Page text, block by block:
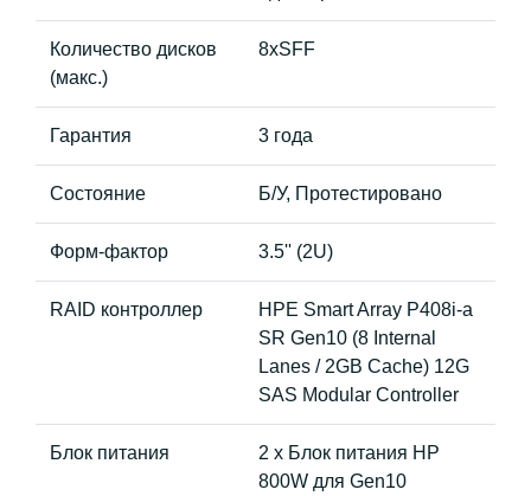
Количество дисков
(макс.)
8хSFF
Гарантия 3 года
Состояние Б/У, Протестировано
Форм-фактор 3.5'' (2U)
RAID контроллер
HPE Smart Array P408i-a
SR Gen10 (8 Internal
Lanes / 2GB Cache) 12G
SAS Modular Controller
Блок питания
2 x Блок питания HP
800W для Gen10